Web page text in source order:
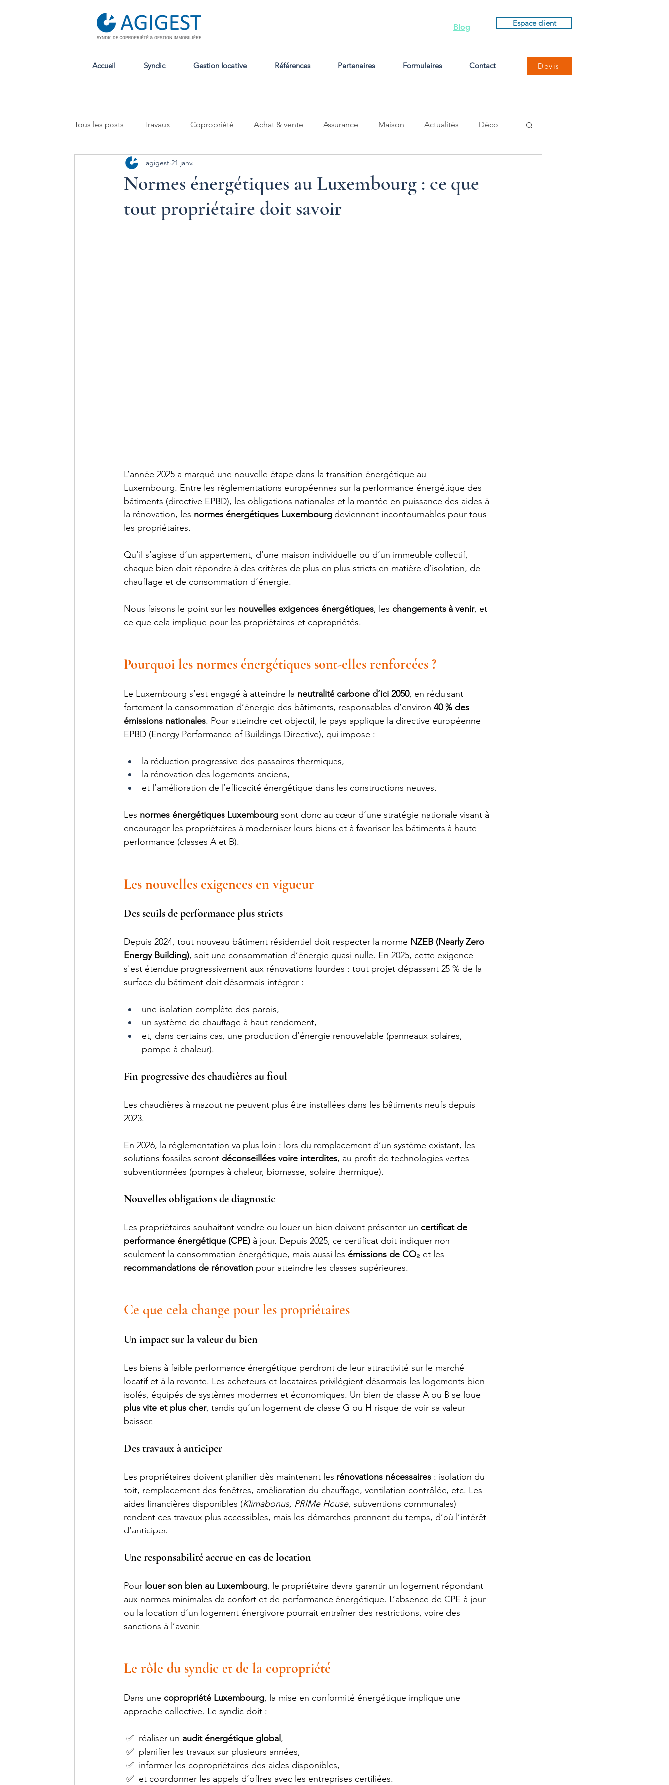
Blog Espace client
Accueil Syndic Gestion locative Références Partenaires Formulaires Contact Devis
Tous les posts Travaux Copropriété Achat & vente Assurance Maison Actualités Déco
Normes énergétiques au Luxembourg : ce que
tout propriétaire doit savoir
agigest 21 janv.
L’année 2025 a marqué une nouvelle étape dans la transition énergétique au
Luxembourg. Entre les réglementations européennes sur la performance énergétique des
bâtiments (directive EPBD), les obligations nationales et la montée en puissance des aides à
la rénovation, les normes énergétiques Luxembourg deviennent incontournables pour tous
les propriétaires.
Qu’il s’agisse d’un appartement, d’une maison individuelle ou d’un immeuble collectif,
chaque bien doit répondre à des critères de plus en plus stricts en matière d’isolation, de
chauffage et de consommation d’énergie.
Nous faisons le point sur les nouvelles exigences énergétiques, les changements à venir, et
ce que cela implique pour les propriétaires et copropriétés.
Pourquoi les normes énergétiques sont-elles renforcées ?
Le Luxembourg s’est engagé à atteindre la neutralité carbone d’ici 2050, en réduisant
fortement la consommation d’énergie des bâtiments, responsables d’environ 40 % des
émissions nationales. Pour atteindre cet objectif, le pays applique la directive européenne
EPBD (Energy Performance of Buildings Directive), qui impose :
la réduction progressive des passoires thermiques,
la rénovation des logements anciens,
et l’amélioration de l’efficacité énergétique dans les constructions neuves.
Les normes énergétiques Luxembourg sont donc au cœur d’une stratégie nationale visant à
encourager les propriétaires à moderniser leurs biens et à favoriser les bâtiments à haute
performance (classes A et B).
Les nouvelles exigences en vigueur
Des seuils de performance plus stricts
Depuis 2024, tout nouveau bâtiment résidentiel doit respecter la norme NZEB (Nearly Zero
Energy Building), soit une consommation d’énergie quasi nulle. En 2025, cette exigence
s'est étendue progressivement aux rénovations lourdes : tout projet dépassant 25 % de la
surface du bâtiment doit désormais intégrer :
une isolation complète des parois,
un système de chauffage à haut rendement,
et, dans certains cas, une production d’énergie renouvelable (panneaux solaires,
pompe à chaleur).
Fin progressive des chaudières au fioul
Les chaudières à mazout ne peuvent plus être installées dans les bâtiments neufs depuis
2023.
En 2026, la réglementation va plus loin : lors du remplacement d’un système existant, les
solutions fossiles seront déconseillées voire interdites, au profit de technologies vertes
subventionnées (pompes à chaleur, biomasse, solaire thermique).
Nouvelles obligations de diagnostic
Les propriétaires souhaitant vendre ou louer un bien doivent présenter un certificat de
performance énergétique (CPE) à jour. Depuis 2025, ce certificat doit indiquer non
seulement la consommation énergétique, mais aussi les émissions de CO₂ et les
recommandations de rénovation pour atteindre les classes supérieures.
Ce que cela change pour les propriétaires
Un impact sur la valeur du bien
Les biens à faible performance énergétique perdront de leur attractivité sur le marché
locatif et à la revente. Les acheteurs et locataires privilégient désormais les logements bien
isolés, équipés de systèmes modernes et économiques. Un bien de classe A ou B se loue
plus vite et plus cher, tandis qu’un logement de classe G ou H risque de voir sa valeur
baisser.
Des travaux à anticiper
Les propriétaires doivent planifier dès maintenant les rénovations nécessaires : isolation du
toit, remplacement des fenêtres, amélioration du chauffage, ventilation contrôlée, etc. Les
aides financières disponibles (Klimabonus, PRIMe House, subventions communales)
rendent ces travaux plus accessibles, mais les démarches prennent du temps, d’où l’intérêt
d’anticiper.
Une responsabilité accrue en cas de location
Pour louer son bien au Luxembourg, le propriétaire devra garantir un logement répondant
aux normes minimales de confort et de performance énergétique. L’absence de CPE à jour
ou la location d’un logement énergivore pourrait entraîner des restrictions, voire des
sanctions à l’avenir.
Le rôle du syndic et de la copropriété
Dans une copropriété Luxembourg, la mise en conformité énergétique implique une
approche collective. Le syndic doit :
✅  réaliser un audit énergétique global ,
✅  planifier les travaux sur plusieurs années,
✅  informer les copropriétaires des aides disponibles,
✅  et coordonner les appels d’offres avec les entreprises certifiées.